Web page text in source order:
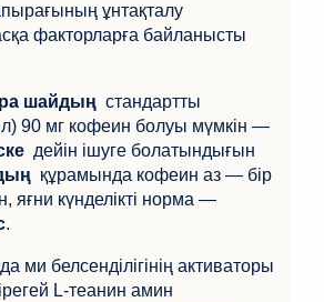
ұнтақталу
факторларға байланысты
шайдың стандартты
90 мг кофеин болуы мүмкін —
дейін ішуге болатындығын
құрамында кофеин аз — бір
яғни күнделікті норма —
.
белсенділігінің активаторы
L-теанин амин
БАЙЛАНЫС